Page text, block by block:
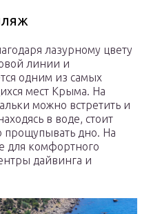
лазурному цвету
линии и
одним из самых
мест Крыма. На
можно встретить и
в воде, стоит
дно. На
для комфортного
дайвинга и